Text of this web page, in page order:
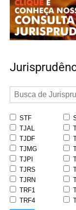
STF
TJAL
TJDF
TJMG
TJPI
TJRS
TJRN
TRF1
TRF4